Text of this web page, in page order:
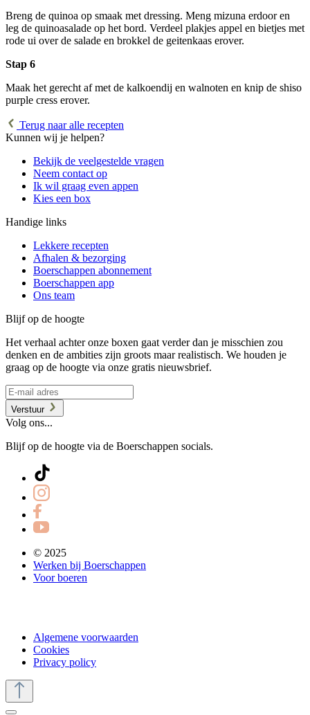
Breng de quinoa op smaak met dressing. Meng mizuna erdoor en
leg de quinoasalade op het bord. Verdeel plakjes appel en bietjes met
rode ui over de salade en brokkel de geitenkaas erover.
Stap 6
Maak het gerecht af met de kalkoendij en walnoten en knip de shiso
purple cress erover.
Terug naar alle recepten
Kunnen wij je helpen?
Bekijk de veelgestelde vragen
Neem contact op
Ik wil graag even appen
Kies een box
Handige links
Lekkere recepten
Afhalen & bezorging
Boerschappen abonnement
Boerschappen app
Ons team
Blijf op de hoogte
Het verhaal achter onze boxen gaat verder dan je misschien zou
denken en de ambities zijn groots maar realistisch. We houden je
graag op de hoogte via onze gratis nieuwsbrief.
Verstuur
Volg ons...
Blijf op de hoogte via de Boerschappen socials.
© 2025
Werken bij Boerschappen
Voor boeren
Algemene voorwaarden
Cookies
Privacy policy